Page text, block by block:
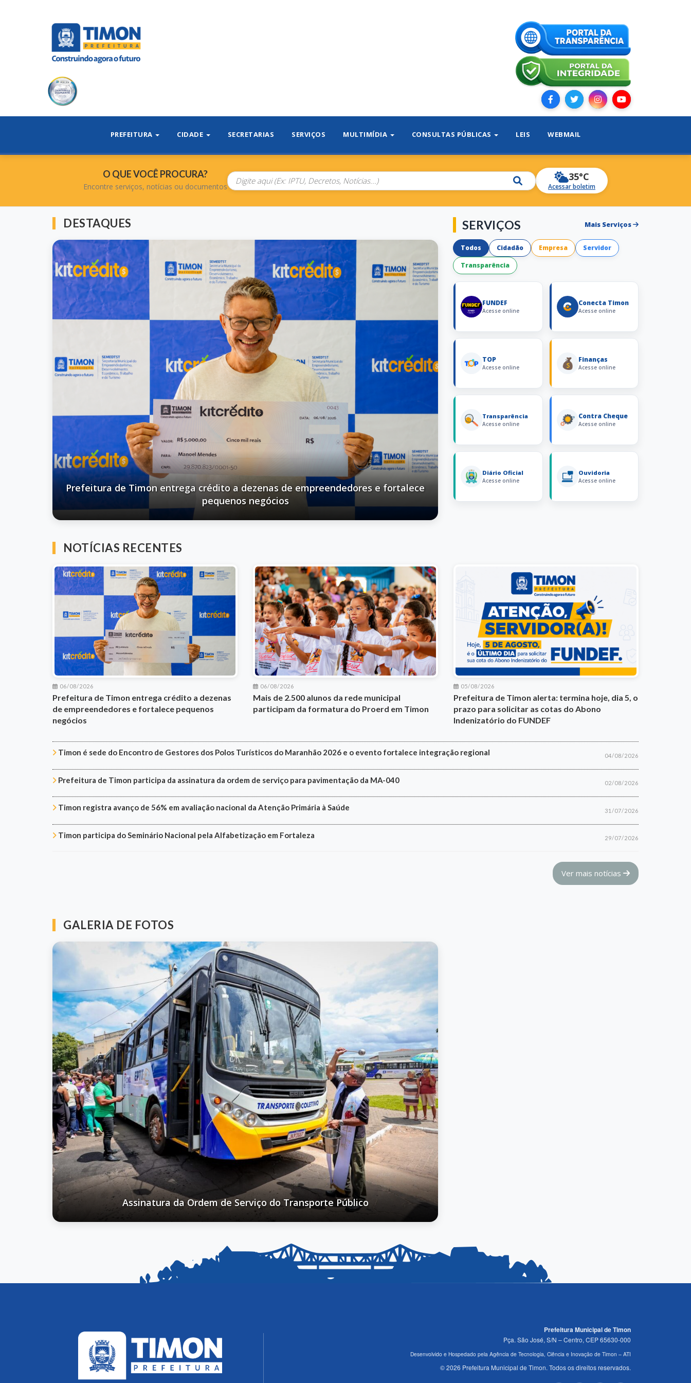
PREFEITURA CIDADE SECRETARIAS SERVIÇOS MULTIMÍDIA CONSULTAS PÚBLICAS LEIS WEBMAIL
O QUE VOCÊ PROCURA?
Encontre serviços, notícias ou documentos
35°C
Acessar boletim
DESTAQUES
Mais de 2.500 alunos da rede municipal participam da formatura do Proerd em Timon
SERVIÇOS Mais Serviços
Todos Cidadão Empresa
Servidor
Transparência
FUNDEF
Acesse online
Conecta Timon
Acesse online
TOP
Acesse online
Finanças
Acesse online
Transparência
Acesse online
Contra Cheque
Acesse online
Diário Oficial
Acesse online
Ouvidoria
Acesse online
NOTÍCIAS RECENTES
06/08/2026
Prefeitura de Timon entrega crédito a dezenas
de empreendedores e fortalece pequenos
negócios
06/08/2026
Mais de 2.500 alunos da rede municipal
participam da formatura do Proerd em Timon
05/08/2026
Prefeitura de Timon alerta: termina hoje, dia 5, o
prazo para solicitar as cotas do Abono
Indenizatório do FUNDEF
04/08/2026
Timon é sede do Encontro de Gestores dos Polos Turísticos do Maranhão 2026 e o evento fortalece integração regional
02/08/2026
Prefeitura de Timon participa da assinatura da ordem de serviço para pavimentação da MA-040
31/07/2026
Timon registra avanço de 56% em avaliação nacional da Atenção Primária à Saúde
29/07/2026
Timon participa do Seminário Nacional pela Alfabetização em Fortaleza
Ver mais notícias
GALERIA DE FOTOS
Jogos Festivos Dia das Mulheres Timonenses
Prefeitura Municipal de Timon
Pça. São José, S/N – Centro, CEP 65630-000
Desenvolvido e Hospedado pela Agência de Tecnologia, Ciência e Inovação de Timon – ATI
© 2026 Prefeitura Municipal de Timon. Todos os direitos reservados.